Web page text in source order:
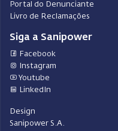
Portal do Denunciante
Livro de Reclamações
Siga a Sanipower
Facebook
Instagram
Youtube
LinkedIn
Design
Sanipower S.A.